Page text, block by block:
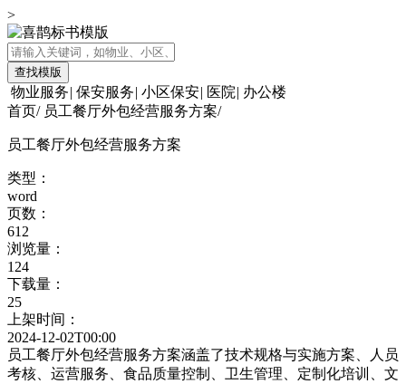
>
查找模版
物业服务| 保安服务| 小区保安| 医院| 办公楼
首页/ 员工餐厅外包经营服务方案/
员工餐厅外包经营服务方案
类型：
word
页数：
612
浏览量：
124
下载量：
25
上架时间：
2024-12-02T00:00
员工餐厅外包经营服务方案涵盖了技术规格与实施方案、人员
考核、运营服务、食品质量控制、卫生管理、定制化培训、文